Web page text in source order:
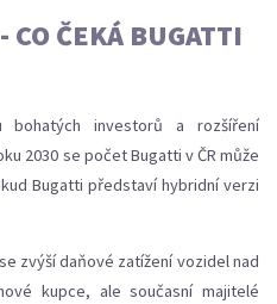
ČEKÁ BUGATTI
bohatých investorů a rozšíření
2030 se počet Bugatti v ČR může
Bugatti představí hybridní verzi
zvýší daňové zatížení vozidel nad
kupce, ale současní majitelé